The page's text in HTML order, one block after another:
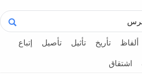
ألفاظ تأريخ تأثيل تأصيل
إتباع
اشتقاق